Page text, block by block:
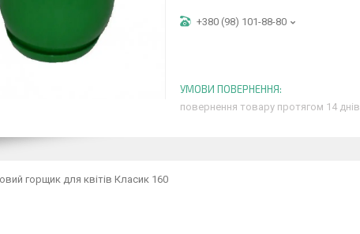
+380 (98) 101-88-80
повернення товару протягом 14 днів
горщик для квітів Класик 160